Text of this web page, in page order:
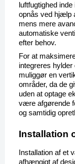
luftfugtighed
opnås ved hjælp
mens mere
automatiske
efter behov.
For at
integreres
muliggør en
områder, da de
uden at optage
være afgørende
og samtidig
Installation
Installation af et
afhængigt af